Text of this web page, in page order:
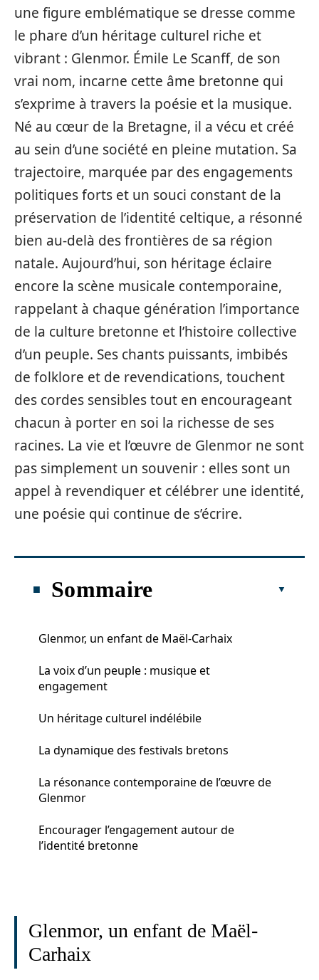
une figure emblématique se dresse comme
le phare d’un héritage culturel riche et
vibrant : Glenmor. Émile Le Scanff, de son
vrai nom, incarne cette âme bretonne qui
s’exprime à travers la poésie et la musique.
Né au cœur de la Bretagne, il a vécu et créé
au sein d’une société en pleine mutation. Sa
trajectoire, marquée par des engagements
politiques forts et un souci constant de la
préservation de l’identité celtique, a résonné
bien au-delà des frontières de sa région
natale. Aujourd’hui, son héritage éclaire
encore la scène musicale contemporaine,
rappelant à chaque génération l’importance
de la culture bretonne et l’histoire collective
d’un peuple. Ses chants puissants, imbibés
de folklore et de revendications, touchent
des cordes sensibles tout en encourageant
chacun à porter en soi la richesse de ses
racines. La vie et l’œuvre de Glenmor ne sont
pas simplement un souvenir : elles sont un
appel à revendiquer et célébrer une identité,
une poésie qui continue de s’écrire.
Sommaire
Glenmor, un enfant de Maël-Carhaix
La voix d’un peuple : musique et
engagement
Un héritage culturel indélébile
La dynamique des festivals bretons
La résonance contemporaine de l’œuvre de
Glenmor
Encourager l’engagement autour de
l’identité bretonne
Glenmor, un enfant de Maël-
Carhaix